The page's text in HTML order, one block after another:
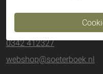
0342 412327
webshop@soeterboek.nl